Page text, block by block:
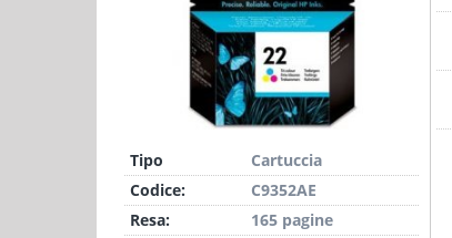
Tipo
Cartuccia
Codice:
C9352AE
Resa:
165 pagine